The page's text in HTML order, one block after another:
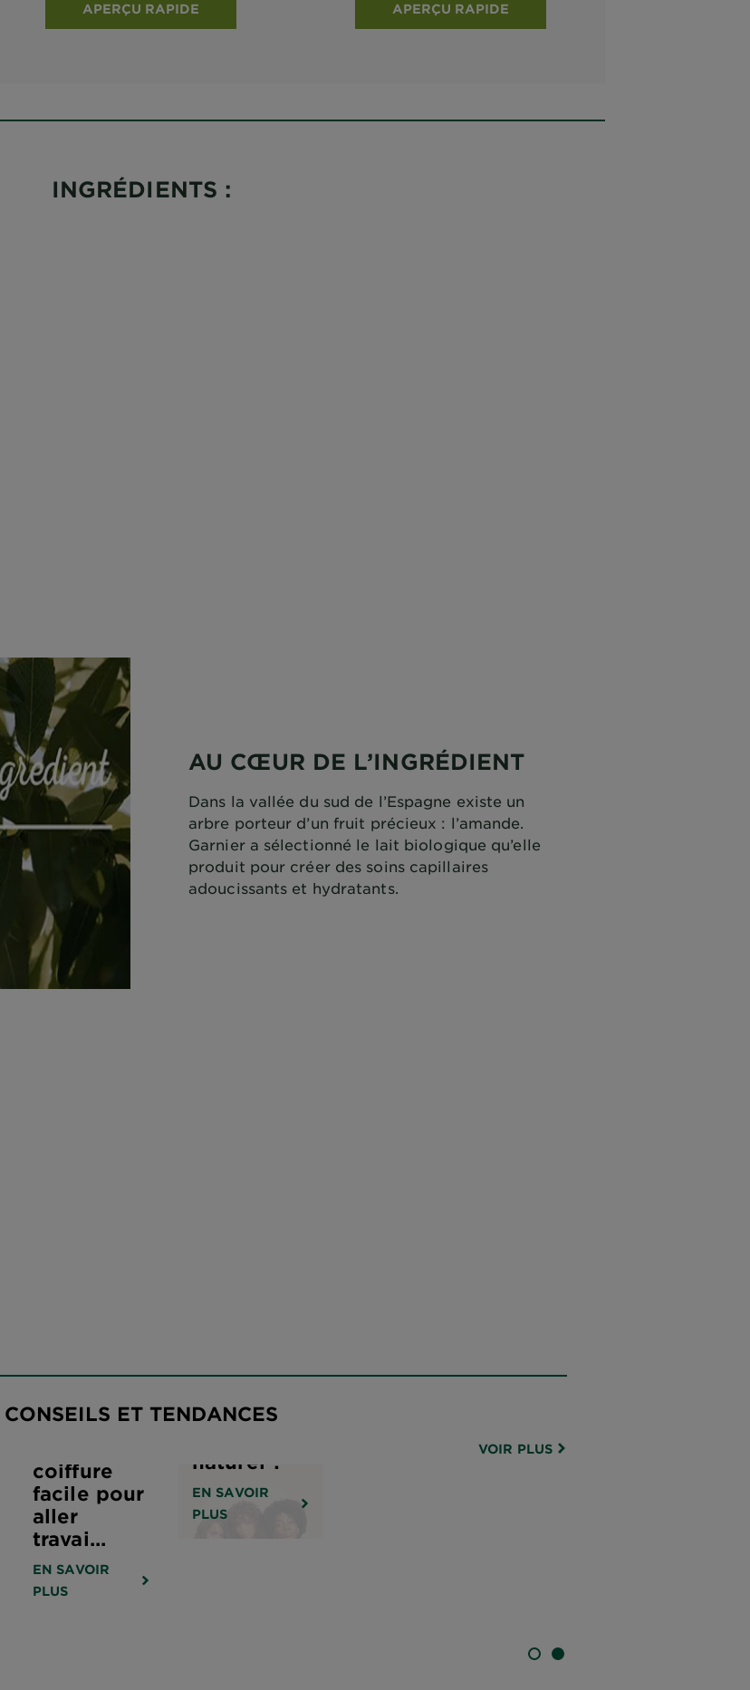
APERÇU RAPIDE APERÇU RAPIDE
INGRÉDIENTS :
AU CŒUR DE L’INGRÉDIENT
Dans la vallée du sud de l’Espagne existe un
arbre porteur d’un fruit précieux : l’amande.
Garnier a sélectionné le lait biologique qu’elle
produit pour créer des soins capillaires
adoucissants et hydratants.
CONSEILS ET TENDANCES
VOIR PLUS
Comment
réaliser
coiffure
facile pour
aller
travai...
EN SAVOIR
PLUS
Comment
soin de ses
naturel ?
EN SAVOIR
PLUS
DIAPOSITIVE 1
DIAPOSITIVE 2